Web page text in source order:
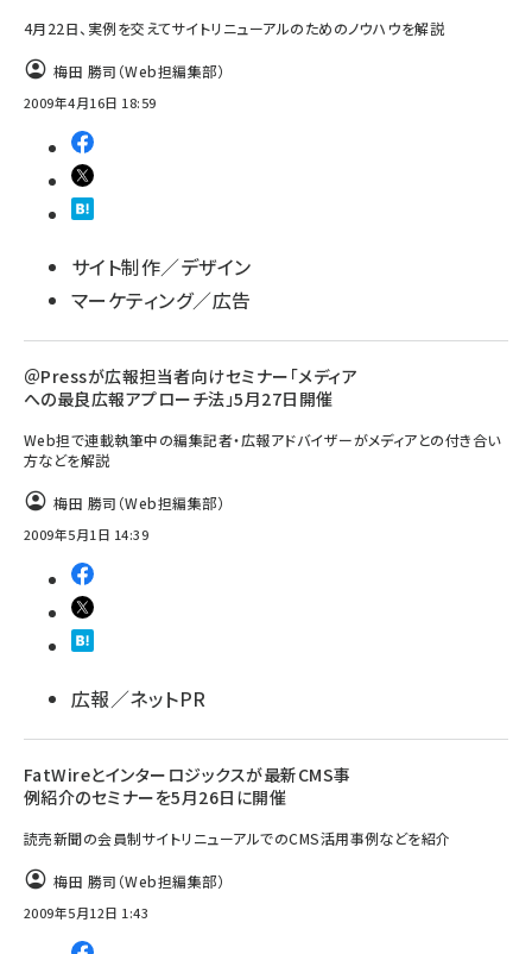
4月22日、実例を交えてサイトリニューアルのためのノウハウを解説
梅田 勝司（Web担編集部）
2009年4月16日 18:59
サイト制作／デザイン
マーケティング／広告
＠Pressが広報担当者向けセミナー「メディア
への最良広報アプローチ法」5月27日開催
Web担で連載執筆中の編集記者・広報アドバイザーがメディアとの付き合い
方などを解説
梅田 勝司（Web担編集部）
2009年5月1日 14:39
広報／ネットPR
FatWireとインターロジックスが最新CMS事
例紹介のセミナーを5月26日に開催
読売新聞の会員制サイトリニューアルでのCMS活用事例などを紹介
梅田 勝司（Web担編集部）
2009年5月12日 1:43